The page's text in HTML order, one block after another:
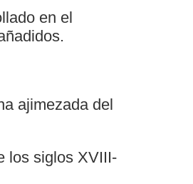
en el
ajimezada del
los siglos XVIII-